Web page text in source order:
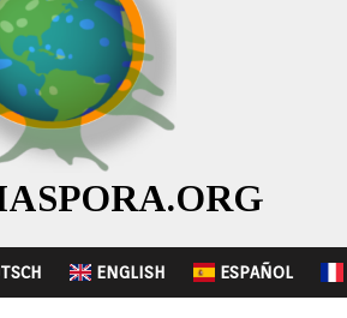
ENGLISH ESPAÑOL